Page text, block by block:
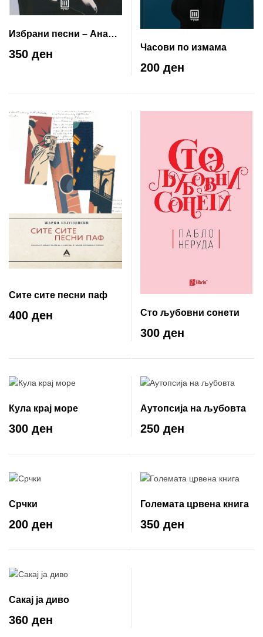
Избрани песни – Ана
Ахматова
350 ден
Часови по измама
200 ден
Сите сите песни паф
400 ден Сто љубовни сонети
300 ден
Кула крај море
300 ден
Аутопсија на љубовта
250 ден
Срчки
200 ден
Големата црвена книга
350 ден
Сакај ја диво
360 ден